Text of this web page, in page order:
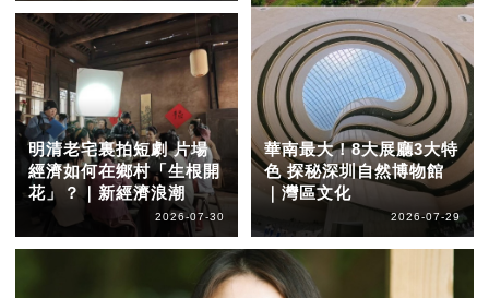
明清老宅裏拍短劇 片場
經濟如何在鄉村「生根開
花」？｜新經濟浪潮
2026-07-30
華南最大！8大展廳3大特
色 探秘深圳自然博物館
｜灣區文化
2026-07-29